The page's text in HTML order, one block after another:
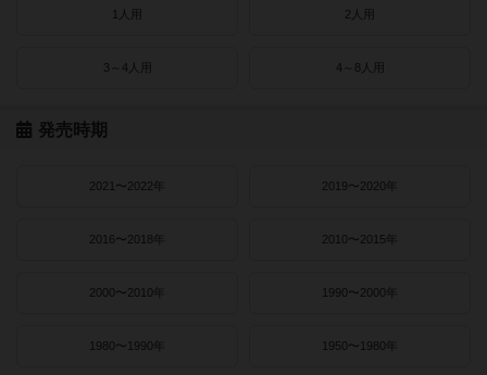
1人用 2人用
3～4人用 4～8人用
発売時期
2021〜2022年 2019〜2020年
2016〜2018年 2010〜2015年
2000〜2010年 1990〜2000年
1980〜1990年 1950〜1980年